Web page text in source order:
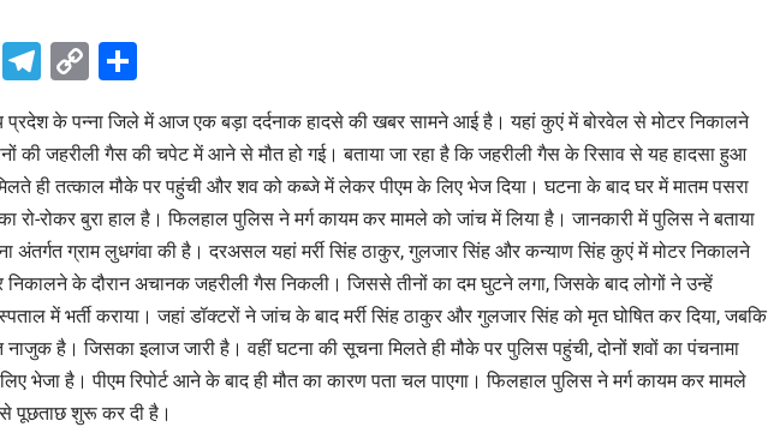
X Telegram
Copy
Link
प्रदेश के पन्ना जिले में आज एक बड़ा दर्दनाक हादसे की खबर सामने आई है। यहां कुएं में बोरवेल से मोटर निकालने
की जहरीली गैस की चपेट में आने से मौत हो गई। बताया जा रहा है कि जहरीली गैस के रिसाव से यह हादसा हुआ
ही तत्काल मौके पर पहुंची और शव को कब्जे में लेकर पीएम के लिए भेज दिया। घटना के बाद घर में मातम पसरा
रो-रोकर बुरा हाल है। फिलहाल पुलिस ने मर्ग कायम कर मामले को जांच में लिया है। जानकारी में पुलिस ने बताया
अंतर्गत ग्राम लुधगंवा की है। दरअसल यहां मर्री सिंह ठाकुर, गुलजार सिंह और कन्याण सिंह कुएं में मोटर निकालने
के दौरान अचानक जहरीली गैस निकली। जिससे तीनों का दम घुटने लगा, जिसके बाद लोगों ने उन्हें
में भर्ती कराया। जहां डॉक्टरों ने जांच के बाद मर्री सिंह ठाकुर और गुलजार सिंह को मृत घोषित कर दिया, जबकि
है। जिसका इलाज जारी है। वहीं घटना की सूचना मिलते ही मौके पर पुलिस पहुंची, दोनों शवों का पंचनामा
भेजा है। पीएम रिपोर्ट आने के बाद ही मौत का कारण पता चल पाएगा। फिलहाल पुलिस ने मर्ग कायम कर मामले
पूछताछ शुरू कर दी है।